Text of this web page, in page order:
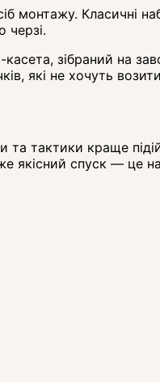
монтажу. Класичні
черзі.
зібраний на
які не хочуть
тактики краще
спуск — це